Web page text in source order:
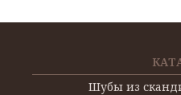
Шубы из